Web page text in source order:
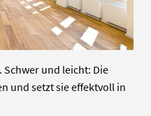
und leicht: Die
und setzt sie effektvoll in